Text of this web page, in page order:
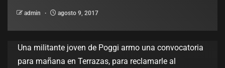
admin agosto 9, 2017
Una militante joven de Poggi armo una convocatoria
para mañana en Terrazas, para reclamarle al